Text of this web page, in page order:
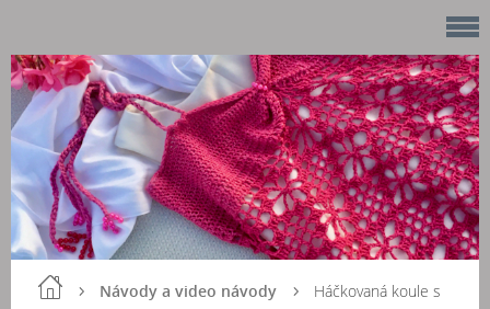
Návody a video návody
Háčkovaná koule s